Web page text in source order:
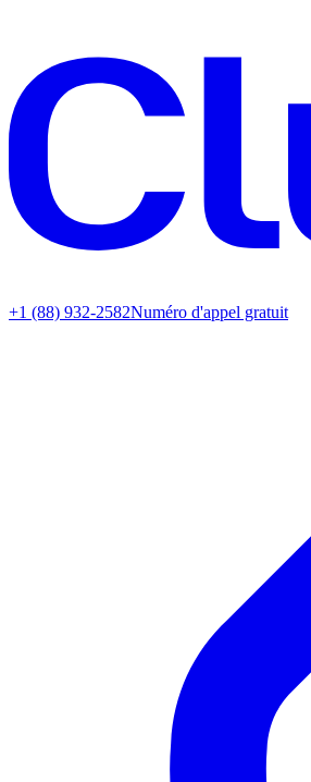
+1 (88) 932-2582Numéro d'appel gratuit